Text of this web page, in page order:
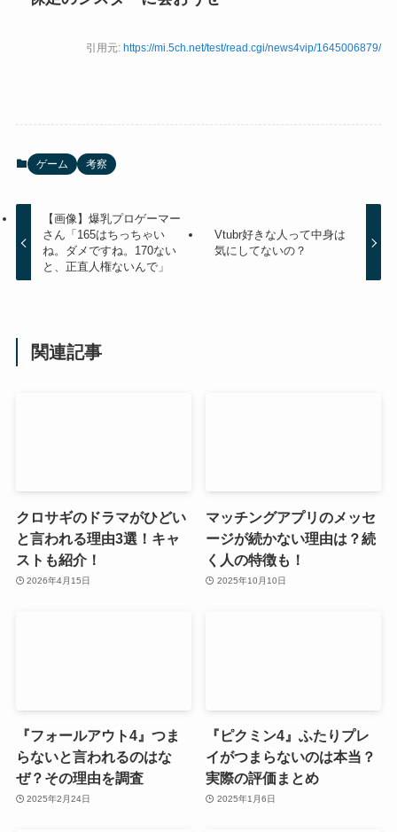
引用元: https://mi.5ch.net/test/read.cgi/news4vip/1645006879/
ゲーム 考察
【画像】爆乳プロゲーマー
さん「165はちっちゃい
ね。ダメですね。170ない
と、正直人権ないんで」
Vtubr好きな人って中身は
気にしてないの？
関連記事
クロサギのドラマがひどい
と言われる理由3選！キャ
ストも紹介！
2026年4月15日
マッチングアプリのメッセ
ージが続かない理由は？続
く人の特徴も！
2025年10月10日
『フォールアウト4』つま
らないと言われるのはな
ぜ？その理由を調査
2025年2月24日
『ピクミン4』ふたりプレ
イがつまらないのは本当？
実際の評価まとめ
2025年1月6日